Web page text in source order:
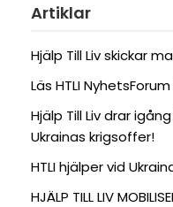
Artiklar
Hjälp Till Liv skickar
Läs HTLI NyhetsForum
Hjälp Till Liv drar
Ukrainas krigsoffer!
HTLI hjälper vid
HJÄLP TILL LIV